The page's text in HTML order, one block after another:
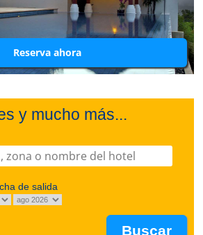
Reserva ahora
y mucho más...
de salida